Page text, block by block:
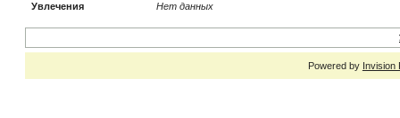
Увлечения Нет данных
Powered by Invision